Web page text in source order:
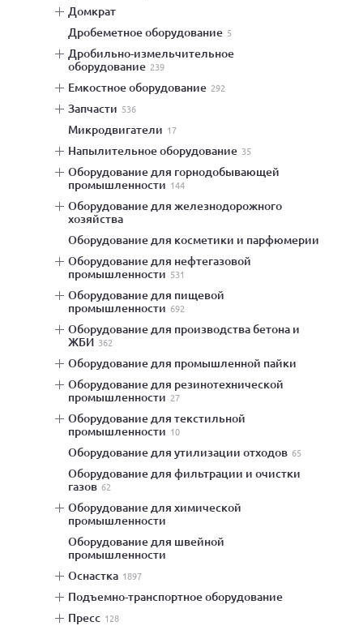
домкрат
дробеметное оборудование 5
дробильно-измельчительное
оборудование 239
емкостное оборудование 292
запчасти 536
микродвигатели 17
напылительное оборудование 35
оборудование для горнодобывающей
промышленности 144
оборудование для железнодорожного
хозяйства
оборудование для косметики и парфюмерии
оборудование для нефтегазовой
промышленности 531
оборудование для пищевой
промышленности 692
оборудование для производства бетона и
ЖБИ 362
оборудование для промышленной пайки
оборудование для резинотехнической
промышленности 27
оборудование для текстильной
промышленности 10
оборудование для утилизации отходов 65
оборудование для фильтрации и очистки
газов 62
оборудование для химической
промышленности
оборудование для швейной
промышленности
оснастка 1897
подъемно-транспортное оборудование
пресс 128